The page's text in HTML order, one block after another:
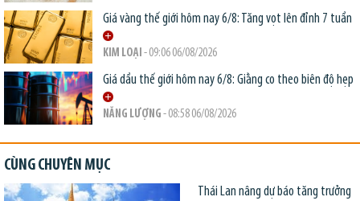
Giá vàng thế giới hôm nay 6/8: Tăng vọt lên đỉnh 7 tuần
KIM LOẠI - 09:06 06/08/2026
Giá dầu thế giới hôm nay 6/8: Giằng co theo biên độ hẹp
NĂNG LƯỢNG - 08:58 06/08/2026
CÙNG CHUYÊN MỤC
Thái Lan nâng dự báo tăng trưởng